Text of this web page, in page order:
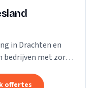
in Drachten en
bedrijven met zorg
offertes